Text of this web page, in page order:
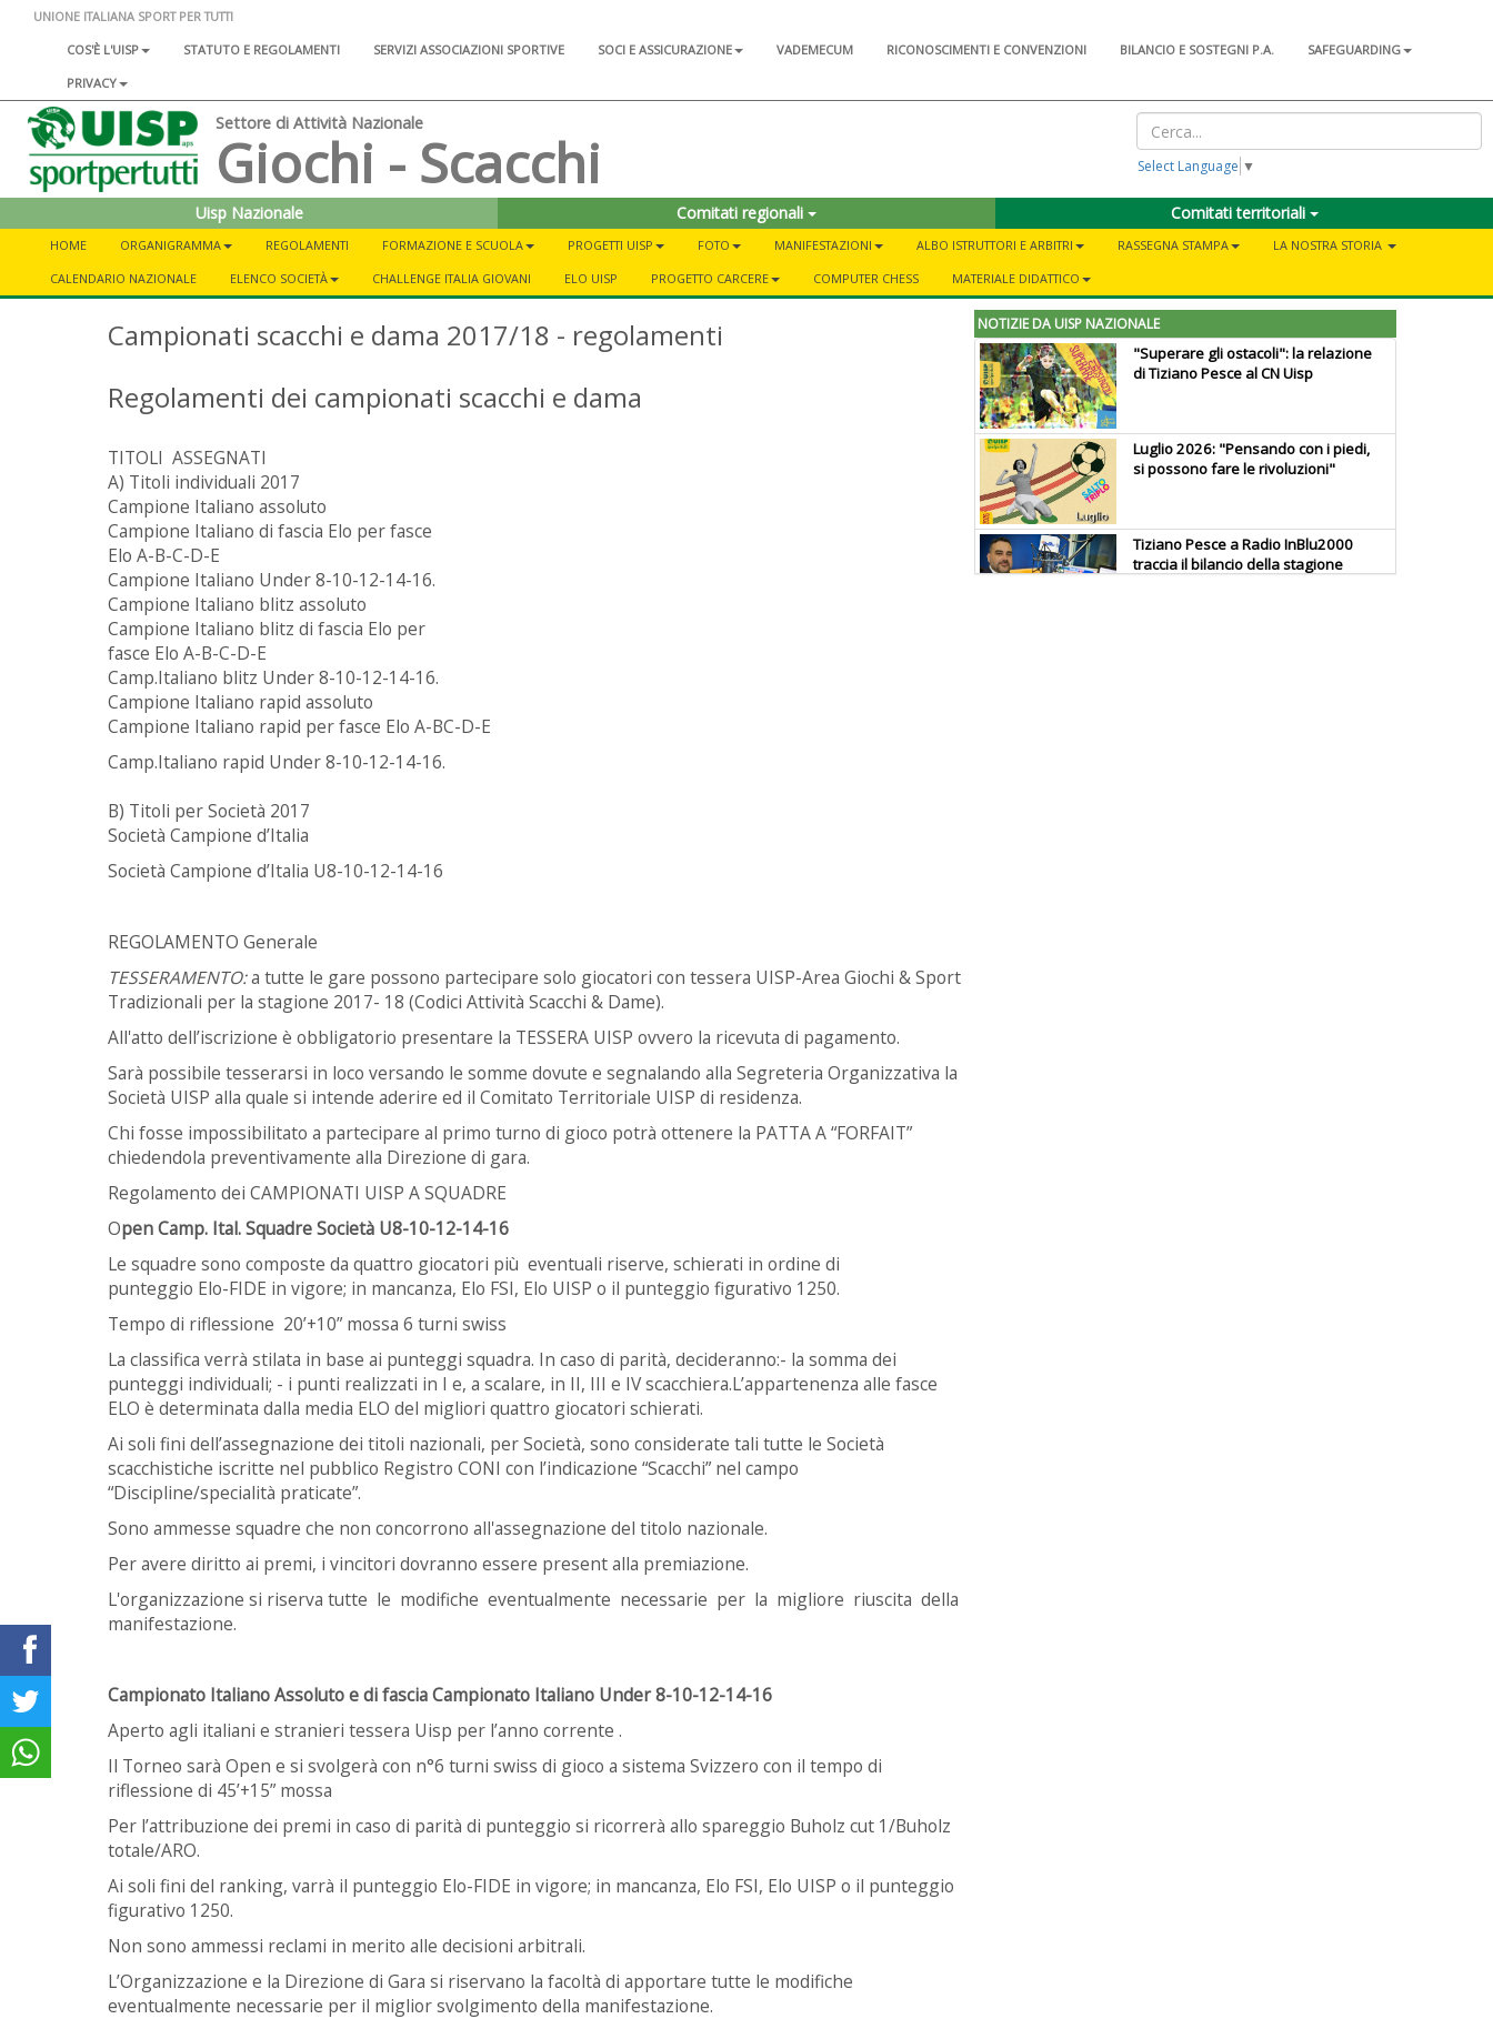
UNIONE ITALIANA SPORT PER TUTTI
COS'È L'UISP
STATUTO E REGOLAMENTI SERVIZI ASSOCIAZIONI SPORTIVE SOCI E ASSICURAZIONE VADEMECUM RICONOSCIMENTI E CONVENZIONI BILANCIO E SOSTEGNI P.A.
SAFEGUARDING
PRIVACY
Settore di Attività Nazionale
Giochi - Scacchi Select Language ▼
Uisp Nazionale Comitati regionali Comitati territoriali
HOME ORGANIGRAMMA REGOLAMENTI FORMAZIONE E SCUOLA PROGETTI UISP FOTO MANIFESTAZIONI ALBO ISTRUTTORI E ARBITRI RASSEGNA STAMPA
LA NOSTRA STORIA
CALENDARIO NAZIONALE
ELENCO SOCIETÀ CHALLENGE ITALIA GIOVANI ELO UISP PROGETTO CARCERE COMPUTER CHESS MATERIALE DIDATTICO
Campionati scacchi e dama 2017/18 - regolamenti
Regolamenti dei campionati scacchi e dama
TITOLI ASSEGNATI
A) Titoli individuali 2017
Campione Italiano assoluto
Campione Italiano di fascia Elo per fasce
Elo A-B-C-D-E
Campione Italiano Under 8-10-12-14-16.
Campione Italiano blitz assoluto
Campione Italiano blitz di fascia Elo per
fasce Elo A-B-C-D-E
Camp.Italiano blitz Under 8-10-12-14-16.
Campione Italiano rapid assoluto
Campione Italiano rapid per fasce Elo A-BC-D-E
Camp.Italiano rapid Under 8-10-12-14-16.
B) Titoli per Società 2017
Società Campione d’Italia
Società Campione d’Italia U8-10-12-14-16
REGOLAMENTO Generale
TESSERAMENTO:a tutte le gare possono partecipare solo giocatori con tessera UISP-Area Giochi & Sport
Tradizionali per la stagione 2017- 18 (Codici Attività Scacchi & Dame).
All'atto dell’iscrizione è obbligatorio presentare la TESSERA UISP ovvero la ricevuta di pagamento.
Sarà possibile tesserarsi in loco versando le somme dovute e segnalando alla Segreteria Organizzativa la
Società UISP alla quale si intende aderire ed il Comitato Territoriale UISP di residenza.
Chi fosse impossibilitato a partecipare al primo turno di gioco potrà ottenere la PATTA A “FORFAIT”
chiedendola preventivamente alla Direzione di gara.
Regolamento dei CAMPIONATI UISP A SQUADRE
Open Camp. Ital. Squadre Società U8-10-12-14-16
Le squadre sono composte da quattro giocatori più eventuali riserve, schierati in ordine di
punteggio Elo-FIDE in vigore; in mancanza, Elo FSI, Elo UISP o il punteggio figurativo 1250.
Tempo di riflessione 20’+10” mossa 6 turni swiss
La classifica verrà stilata in base ai punteggi squadra. In caso di parità, decideranno:- la somma dei
punteggi individuali; - i punti realizzati in I e, a scalare, in II, III e IV scacchiera.L’appartenenza alle fasce
ELO è determinata dalla media ELO del migliori quattro giocatori schierati.
Ai soli fini dell’assegnazione dei titoli nazionali, per Società, sono considerate tali tutte le Società
scacchistiche iscritte nel pubblico Registro CONI con l’indicazione “Scacchi” nel campo
“Discipline/specialità praticate”.
Sono ammesse squadre che non concorrono all'assegnazione del titolo nazionale.
Per avere diritto ai premi, i vincitori dovranno essere present alla premiazione.
L'organizzazione si riserva tutte le modifiche eventualmente necessarie per la migliore riuscita della
manifestazione.
Campionato Italiano Assoluto e di fascia Campionato Italiano Under 8-10-12-14-16
Aperto agli italiani e stranieri tessera Uisp per l’anno corrente .
Il Torneo sarà Open e si svolgerà con n°6 turni swiss di gioco a sistema Svizzero con il tempo di
riflessione di 45’+15” mossa
Per l’attribuzione dei premi in caso di parità di punteggio si ricorrerà allo spareggio Buholz cut 1/Buholz
totale/ARO.
Ai soli fini del ranking, varrà il punteggio Elo-FIDE in vigore; in mancanza, Elo FSI, Elo UISP o il punteggio
figurativo 1250.
Non sono ammessi reclami in merito alle decisioni arbitrali.
L’Organizzazione e la Direzione di Gara si riservano la facoltà di apportare tutte le modifiche
eventualmente necessarie per il miglior svolgimento della manifestazione.
NOTIZIE DA UISP NAZIONALE
"Superare gli ostacoli": la relazione
di Tiziano Pesce al CN Uisp
Luglio 2026: "Pensando con i piedi,
si possono fare le rivoluzioni"
Tiziano Pesce a Radio InBlu2000
traccia il bilancio della stagione